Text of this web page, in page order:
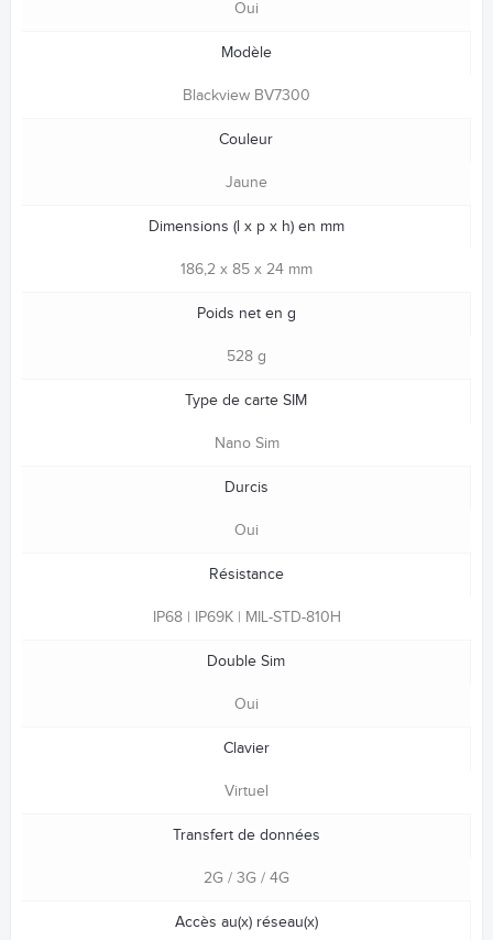
Oui
Modèle
Blackview BV7300
Couleur
Jaune
Dimensions (l x p x h) en mm
186,2 x 85 x 24 mm
Poids net en g
528 g
Type de carte SIM
Nano Sim
Durcis
Oui
Résistance
IP68 | IP69K | MIL-STD-810H
Double Sim
Oui
Clavier
Virtuel
Transfert de données
2G / 3G / 4G
Accès au(x) réseau(x)